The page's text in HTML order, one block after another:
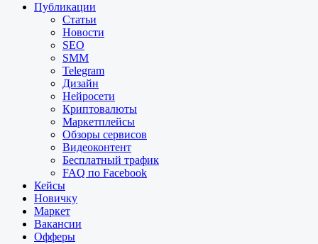
Публикации
Статьи
Новости
SEO
SMM
Telegram
Дизайн
Нейросети
Криптовалюты
Маркетплейсы
Обзоры сервисов
Видеоконтент
Бесплатный трафик
FAQ по Facebook
Кейсы
Новичку
Маркет
Вакансии
Офферы